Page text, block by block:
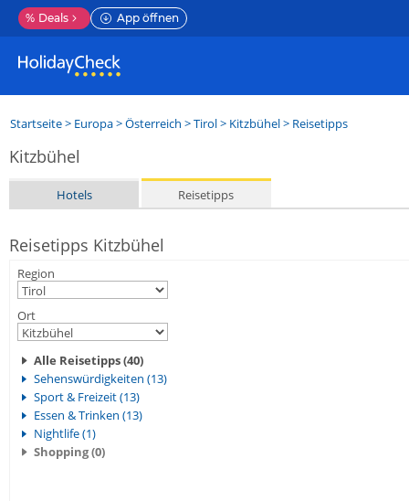
% Deals App öffnen
Startseite> Europa>Österreich >Tirol> Kitzbühel> Reisetipps
Kitzbühel
Hotels Reisetipps
Reisetipps Kitzbühel
Region
Ort
Alle Reisetipps (40)
Sehenswürdigkeiten (13)
Sport & Freizeit (13)
Essen & Trinken (13)
Nightlife (1)
Shopping (0)